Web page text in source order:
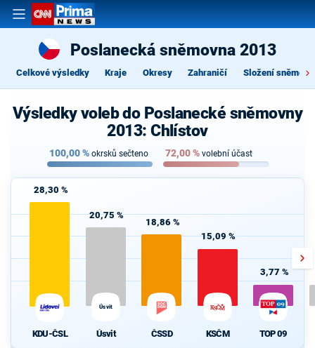
Poslanecká sněmovna 2013
Celkové výsledky Kraje Okresy Zahraničí Složení
Výsledky voleb do Poslanecké sněmovny
2013: Chlístov
100,00% okrsků sečteno 72,00% volební účast
28,30 %
KDU-ČSL
20,75 %
Úsvit
Úsvit
18,86 %
ČSSD
15,09 %
KSČM
3,77 %
TOP 09